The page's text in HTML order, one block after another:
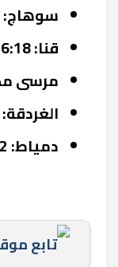
سوهاج: 6:22 صباحًا
قنا: 6:18 صباحًا
مرسى مطروح:
الغردقة: 6:14 صباحًا
دمياط: 6:22 صباحًا
تابع